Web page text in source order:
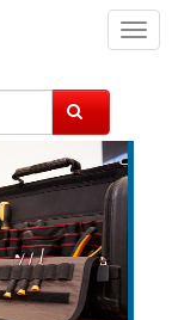
T
l